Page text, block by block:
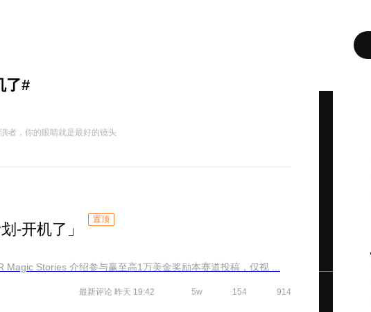
了#
者，你的眼睛就是最好的镜头
-开机了」
置顶
Stories 介绍参与赢至高1万美金奖励本赛道投稿，仅视 ...
最新评论 昨天 19:42 5w 154 914